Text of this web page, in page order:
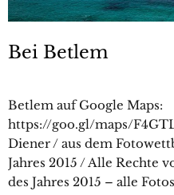
Bei Betlem
Betlem auf Google Maps:
https://goo.gl/maps/
Diener / aus dem
Jahres 2015 / Alle Rechte
des Jahres 2015 – alle